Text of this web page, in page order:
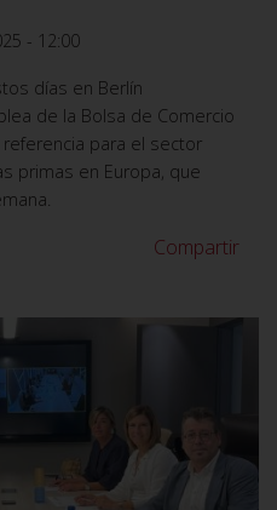
- 12:00
días en Berlín
de la Bolsa de Comercio
para el sector
primas en Europa, que
Compartir